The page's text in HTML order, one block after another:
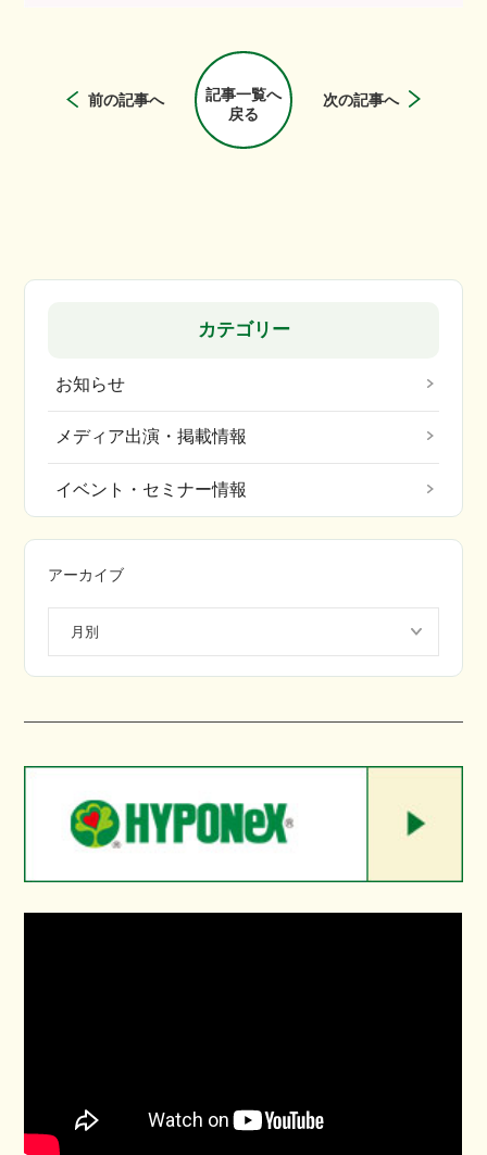
前の記事へ
記事一覧へ
戻る
次の記事へ
カテゴリー
お知らせ
メディア出演・掲載情報
イベント・セミナー情報
アーカイブ